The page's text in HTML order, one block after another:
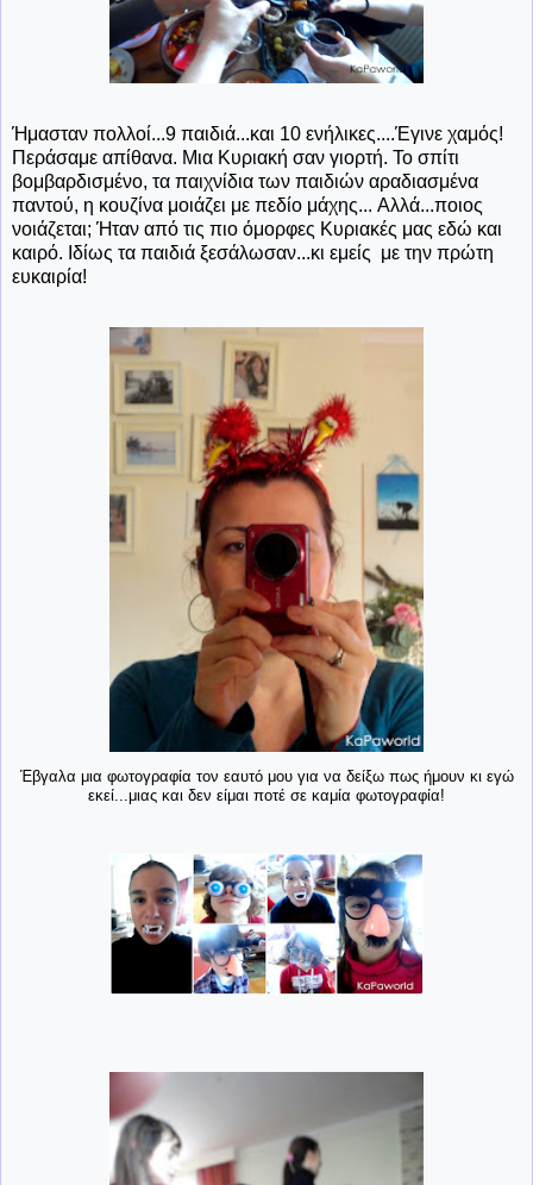
Ήμασταν πολλοί...9 παιδιά...και 10 ενήλικες....Έγινε χαμός!
Περάσαμε απίθανα. Μια Κυριακή σαν γιορτή. Το σπίτι
βομβαρδισμένο, τα παιχνίδια των παιδιών αραδιασμένα
παντού, η κουζίνα μοιάζει με πεδίο μάχης... Αλλά...ποιος
νοιάζεται; Ήταν από τις πιο όμορφες Κυριακές μας εδώ και
καιρό. Ιδίως τα παιδιά ξεσάλωσαν...κι εμείς με την πρώτη
ευκαιρία!
Έβγαλα μια φωτογραφία τον εαυτό μου για να δείξω πως ήμουν κι εγώ
εκεί...μιας και δεν είμαι ποτέ σε καμία φωτογραφία!